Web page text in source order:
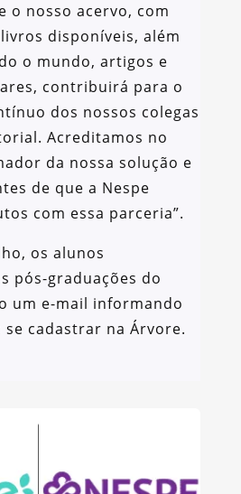
o nosso acervo, com
disponíveis, além
o mundo, artigos e
contribuirá para o
dos nossos colegas
Acreditamos no
da nossa solução e
de que a Nespe
com essa parceria”.
os alunos
pós-graduações do
um e-mail informando
se cadastrar na Árvore.